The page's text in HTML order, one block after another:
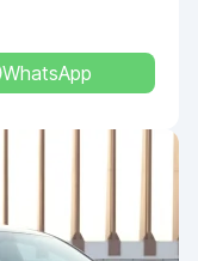
WhatsApp